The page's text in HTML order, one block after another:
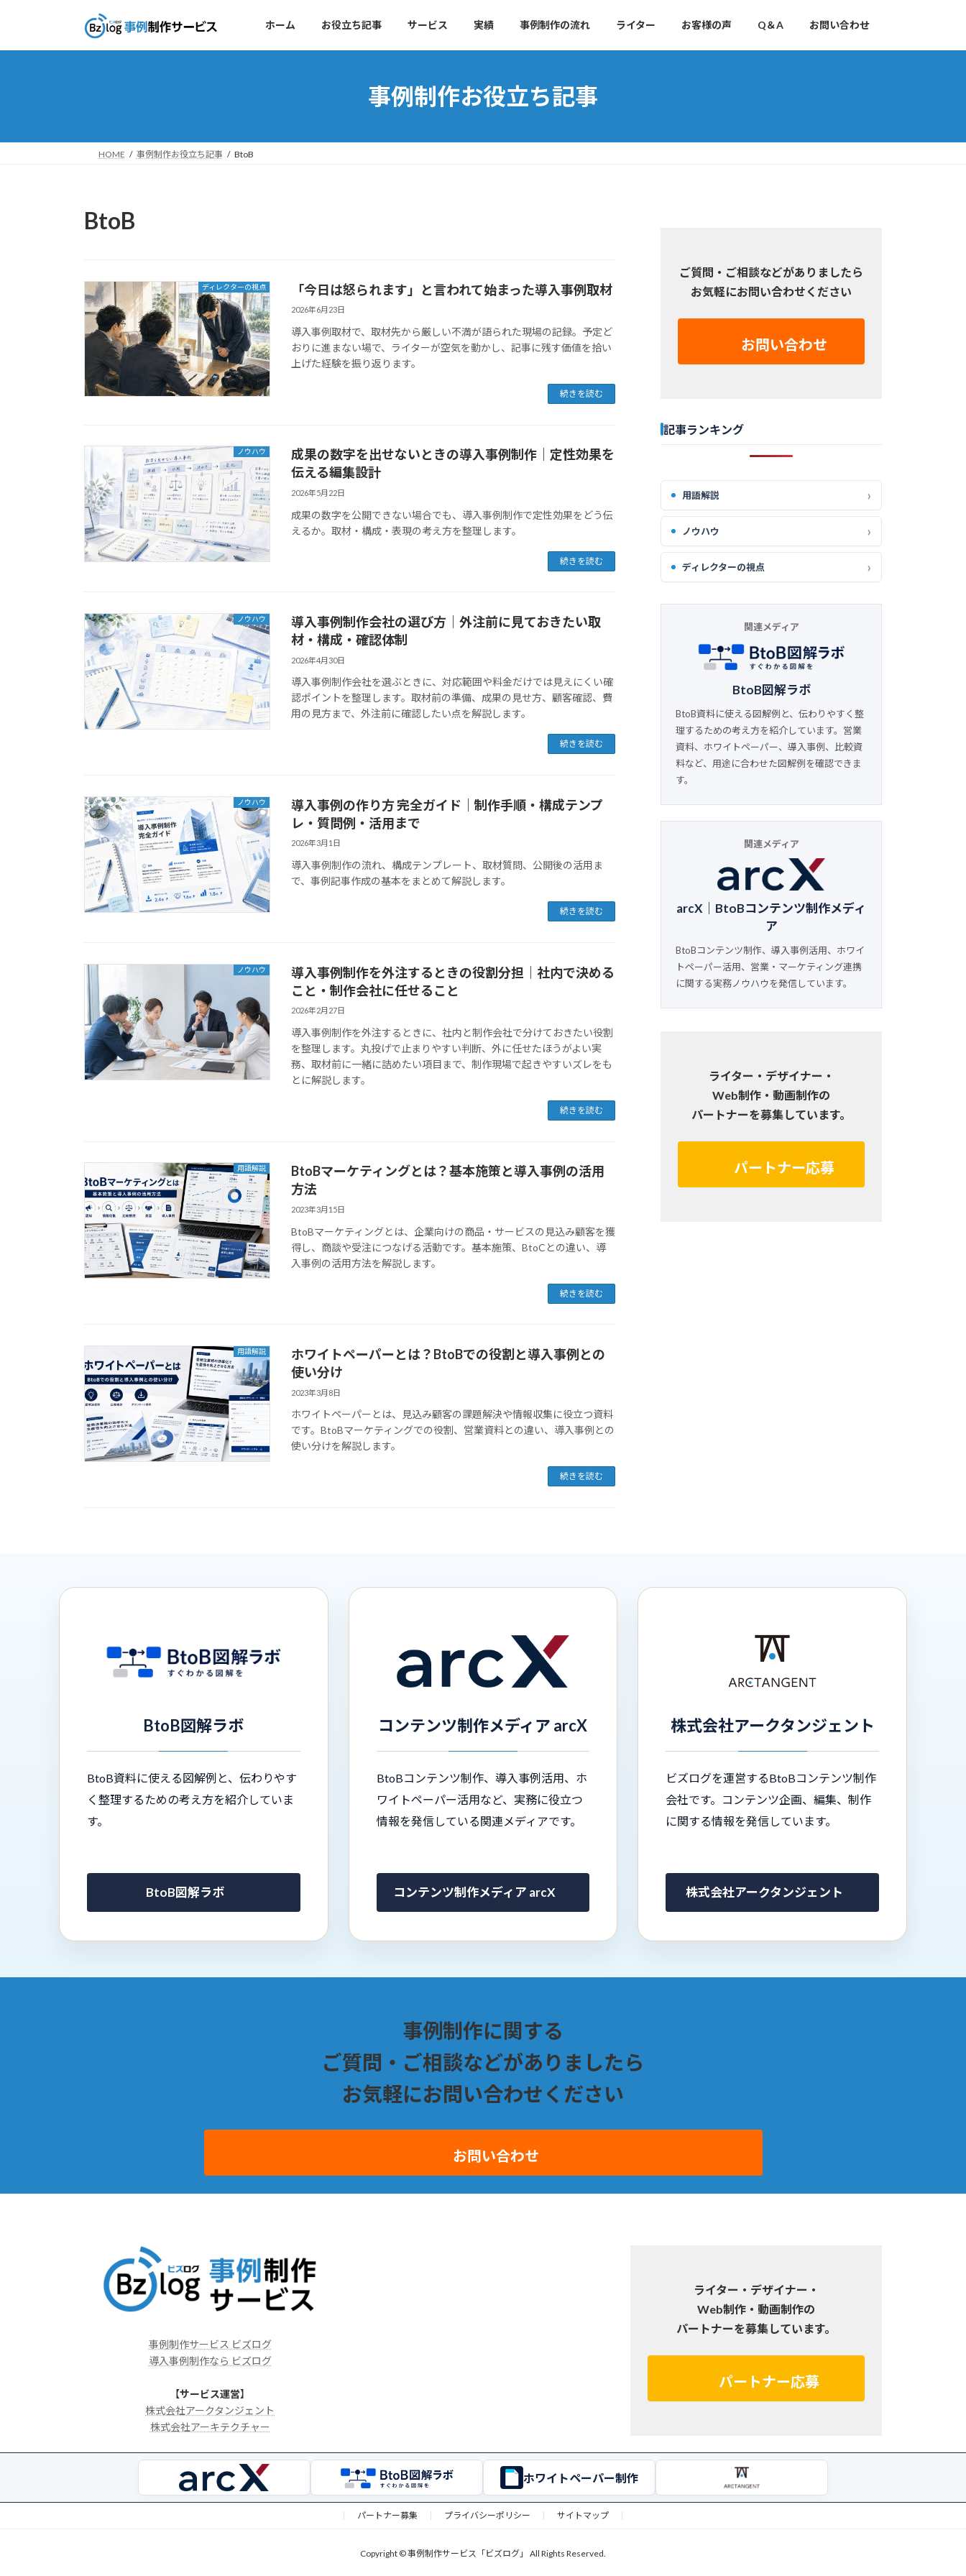
ッ
移
ホーム お役立ち記事 サービス 実績 事例制作の流れ ライター お客様の声 Q＆A お問い合わせ
事例制作お役立ち記事
HOME 事例制作お役立ち記事 BtoB
BtoB
ディレクターの視点 「今日は怒られます」と言われて始まった導入事例取材
2026年6月23日
導入事例取材で、取材先から厳しい不満が語られた現場の記録。予定ど
おりに進まない場で、ライターが空気を動かし、記事に残す価値を拾い
上げた経験を振り返ります。
続きを読む
ノウハウ
成果の数字を出せないときの導入事例制作｜定性効果を
伝える編集設計
2026年5月22日
成果の数字を公開できない場合でも、導入事例制作で定性効果をどう伝
えるか。取材・構成・表現の考え方を整理します。
続きを読む
ノウハウ
導入事例制作会社の選び方｜外注前に見ておきたい取
材・構成・確認体制
2026年4月30日
導入事例制作会社を選ぶときに、対応範囲や料金だけでは見えにくい確
認ポイントを整理します。取材前の準備、成果の見せ方、顧客確認、費
用の見方まで、外注前に確認したい点を解説します。
続きを読む
ノウハウ
導入事例の作り方 完全ガイド｜制作手順・構成テンプ
レ・質問例・活用まで
2026年3月1日
導入事例制作の流れ、構成テンプレート、取材質問、公開後の活用ま
で、事例記事作成の基本をまとめて解説します。
続きを読む
ノウハウ
導入事例制作を外注するときの役割分担｜社内で決める
こと・制作会社に任せること
2026年2月27日
導入事例制作を外注するときに、社内と制作会社で分けておきたい役割
を整理します。丸投げで止まりやすい判断、外に任せたほうがよい実
務、取材前に一緒に詰めたい項目まで、制作現場で起きやすいズレをも
とに解説します。
続きを読む
用語解説
BtoBマーケティングとは？基本施策と導入事例の活用
方法
2023年3月15日
BtoBマーケティングとは、企業向けの商品・サービスの見込み顧客を獲
得し、商談や受注につなげる活動です。基本施策、BtoCとの違い、導
入事例の活用方法を解説します。
続きを読む
用語解説
ホワイトペーパーとは？BtoBでの役割と導入事例との
使い分け
2023年3月8日
ホワイトペーパーとは、見込み顧客の課題解決や情報収集に役立つ資料
です。BtoBマーケティングでの役割、営業資料との違い、導入事例との
使い分けを解説します。
続きを読む
ご質問・ご相談などがありましたら
お気軽にお問い合わせください
お問い合わせ
記事ランキング
用語解説
ノウハウ
ディレクターの視点
関連メディア
BtoB図解ラボ
BtoB資料に使える図解例と、伝わりやすく整
理するための考え方を紹介しています。営業
資料、ホワイトペーパー、導入事例、比較資
料など、用途に合わせた図解例を確認できま
す。
関連メディア
arcX｜BtoBコンテンツ制作メディ
ア
BtoBコンテンツ制作、導入事例活用、ホワイ
トペーパー活用、営業・マーケティング連携
に関する実務ノウハウを発信しています。
ライター・デザイナー・
Web制作・動画制作の
パートナーを募集しています。
パートナー応募
BtoB図解ラボ
BtoB資料に使える図解例と、伝わりやす
く整理するための考え方を紹介していま
す。
BtoB図解ラボ
コンテンツ制作メディア arcX
BtoBコンテンツ制作、導入事例活用、ホ
ワイトペーパー活用など、実務に役立つ
情報を発信している関連メディアです。
コンテンツ制作メディア arcX
株式会社アークタンジェント
ビズログを運営するBtoBコンテンツ制作
会社です。コンテンツ企画、編集、制作
に関する情報を発信しています。
株式会社アークタンジェント
事例制作に関する
ご質問・ご相談などがありましたら
お気軽にお問い合わせください
お問い合わせ
パートナー募集 プライバシーポリシー サイトマップ
事例制作サービス ビズログ
導入事例制作なら ビズログ
【サービス運営】
株式会社アークタンジェント
株式会社アーキテクチャー
ライター・デザイナー・
Web制作・動画制作の
パートナーを募集しています。
パートナー応募
ホワイトペーパー制作
Copyright © 事例制作サービス「ビズログ」 All Rights Reserved.